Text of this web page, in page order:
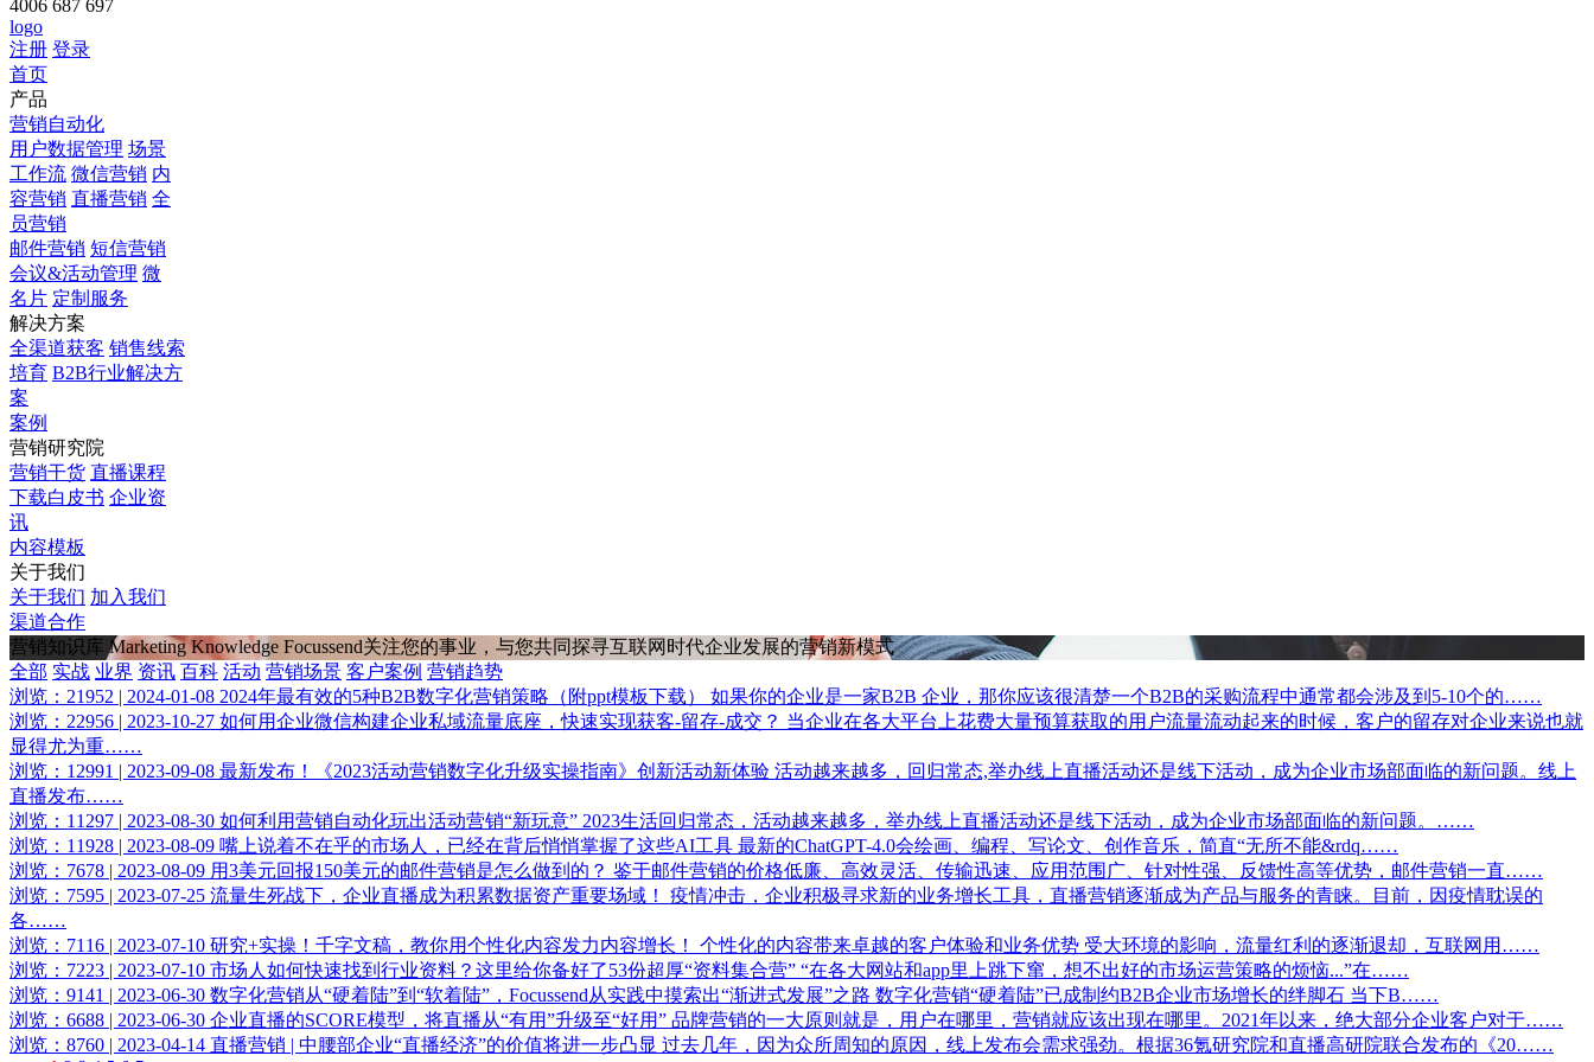
4006 687 697
logo
注册 登录
首页
产品
营销自动化
用户数据管理 场景
工作流 微信营销 内
容营销 直播营销 全
员营销
邮件营销 短信营销
会议&活动管理 微
名片 定制服务
解决方案
全渠道获客 销售线索
培育 B2B行业解决方
案
案例
营销研究院
营销干货 直播课程
下载白皮书 企业资
讯
内容模板
关于我们
关于我们 加入我们
渠道合作
营销知识库 Marketing Knowledge Focussend关注您的事业，与您共同探寻互联网时代企业发展的营销新模式
全部 实战 业界 资讯 百科 活动 营销场景 客户案例 营销趋势
浏览：21952 | 2024-01-08 2024年最有效的5种B2B数字化营销策略（附ppt模板下载） 如果你的企业是一家B2B 企业，那你应该很清楚一个B2B的采购流程中通常都会涉及到5-10个的……
浏览：22956 | 2023-10-27 如何用企业微信构建企业私域流量底座，快速实现获客-留存-成交？ 当企业在各大平台上花费大量预算获取的用户流量流动起来的时候，客户的留存对企业来说也就
显得尤为重……
浏览：12991 | 2023-09-08 最新发布！《2023活动营销数字化升级实操指南》创新活动新体验 活动越来越多，回归常态,举办线上直播活动还是线下活动，成为企业市场部面临的新问题。线上
直播发布……
浏览：11297 | 2023-08-30 如何利用营销自动化玩出活动营销“新玩意” 2023生活回归常态，活动越来越多，举办线上直播活动还是线下活动，成为企业市场部面临的新问题。……
浏览：11928 | 2023-08-09 嘴上说着不在乎的市场人，已经在背后悄悄掌握了这些AI工具 最新的ChatGPT-4.0会绘画、编程、写论文、创作音乐，简直“无所不能&rdq……
浏览：7678 | 2023-08-09 用3美元回报150美元的邮件营销是怎么做到的？ 鉴于邮件营销的价格低廉、高效灵活、传输迅速、应用范围广、针对性强、反馈性高等优势，邮件营销一直……
浏览：7595 | 2023-07-25 流量生死战下，企业直播成为积累数据资产重要场域！ 疫情冲击，企业积极寻求新的业务增长工具，直播营销逐渐成为产品与服务的青睐。目前，因疫情耽误的
各……
浏览：7116 | 2023-07-10 研究+实操！千字文稿，教你用个性化内容发力内容增长！ 个性化的内容带来卓越的客户体验和业务优势 受大环境的影响，流量红利的逐渐退却，互联网用……
浏览：7223 | 2023-07-10 市场人如何快速找到行业资料？这里给你备好了53份超厚“资料集合营” “在各大网站和app里上跳下窜，想不出好的市场运营策略的烦恼...”在……
浏览：9141 | 2023-06-30 数字化营销从“硬着陆”到“软着陆”，Focussend从实践中摸索出“渐进式发展”之路 数字化营销“硬着陆”已成制约B2B企业市场增长的绊脚石 当下B……
浏览：6688 | 2023-06-30 企业直播的SCORE模型，将直播从“有用”升级至“好用” 品牌营销的一大原则就是，用户在哪里，营销就应该出现在哪里。2021年以来，绝大部分企业客户对于……
浏览：8760 | 2023-04-14 直播营销 | 中腰部企业“直播经济”的价值将进一步凸显 过去几年，因为众所周知的原因，线上发布会需求强劲。根据36氪研究院和直播高研院联合发布的《20……